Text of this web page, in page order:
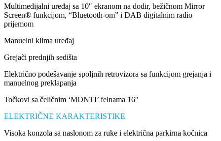
Multimedijalni uređaj sa 10″ ekranom na dodir, bežičnom Mirror
Screen® funkcijom, “Bluetooth-om” i DAB digitalnim radio
prijemom
Manuelni klima uređaj
Grejači prednjih sedišta
Električno podešavanje spoljnih retrovizora sa funkcijom grejanja i
manuelnog preklapanja
Točkovi sa čeličnim ‘MONTI’ felnama 16″
ELEKTRIČNE KARAKTERISTIKE
Visoka konzola sa naslonom za ruke i električna parkirna kočnica